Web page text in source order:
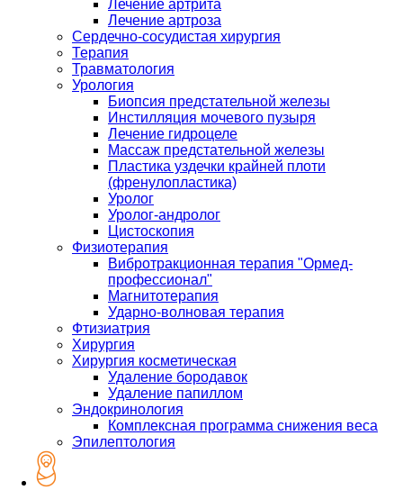
Лечение артрита
Лечение артроза
Сердечно-сосудистая хирургия
Терапия
Травматология
Урология
Биопсия предстательной железы
Инстилляция мочевого пузыря
Лечение гидроцеле
Массаж предстательной железы
Пластика уздечки крайней плоти
(френулопластика)
Уролог
Уролог-андролог
Цистоскопия
Физиотерапия
Вибротракционная терапия "Ормед-
профессионал"
Магнитотерапия
Ударно-волновая терапия
Фтизиатрия
Хирургия
Хирургия косметическая
Удаление бородавок
Удаление папиллом
Эндокринология
Комплексная программа снижения веса
Эпилептология